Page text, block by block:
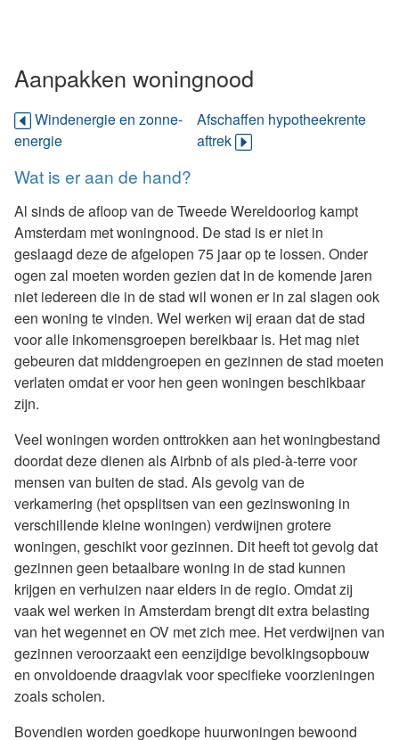
Aanpakken woningnood
Windenergie en zonne-
energie
Afschaffen hypotheekrente
aftrek
Wat is er aan de hand?
Al sinds de afloop van de Tweede Wereldoorlog kampt
Amsterdam met woningnood. De stad is er niet in
geslaagd deze de afgelopen 75 jaar op te lossen. Onder
ogen zal moeten worden gezien dat in de komende jaren
niet iedereen die in de stad wil wonen er in zal slagen ook
een woning te vinden. Wel werken wij eraan dat de stad
voor alle inkomensgroepen bereikbaar is. Het mag niet
gebeuren dat middengroepen en gezinnen de stad moeten
verlaten omdat er voor hen geen woningen beschikbaar
zijn.
Veel woningen worden onttrokken aan het woningbestand
doordat deze dienen als Airbnb of als pied-à-terre voor
mensen van buiten de stad. Als gevolg van de
verkamering (het opsplitsen van een gezinswoning in
verschillende kleine woningen) verdwijnen grotere
woningen, geschikt voor gezinnen. Dit heeft tot gevolg dat
gezinnen geen betaalbare woning in de stad kunnen
krijgen en verhuizen naar elders in de regio. Omdat zij
vaak wel werken in Amsterdam brengt dit extra belasting
van het wegennet en OV met zich mee. Het verdwijnen van
gezinnen veroorzaakt een eenzijdige bevolkingsopbouw
en onvoldoende draagvlak voor specifieke voorzieningen
zoals scholen.
Bovendien worden goedkope huurwoningen bewoond